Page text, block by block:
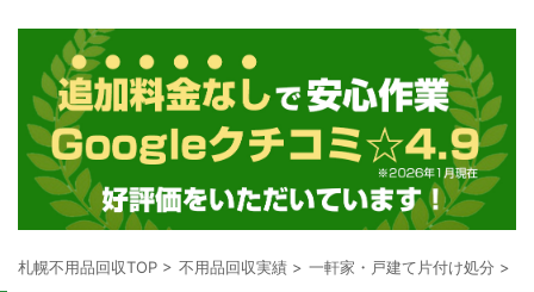
札幌不用品回収TOP > 不用品回収実績 > 一軒家・戸建て片付け処分 >